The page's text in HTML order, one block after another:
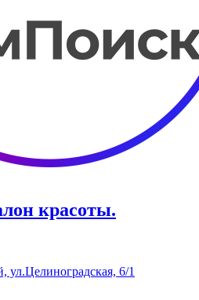
красоты.
ул.Целиноградская, 6/1